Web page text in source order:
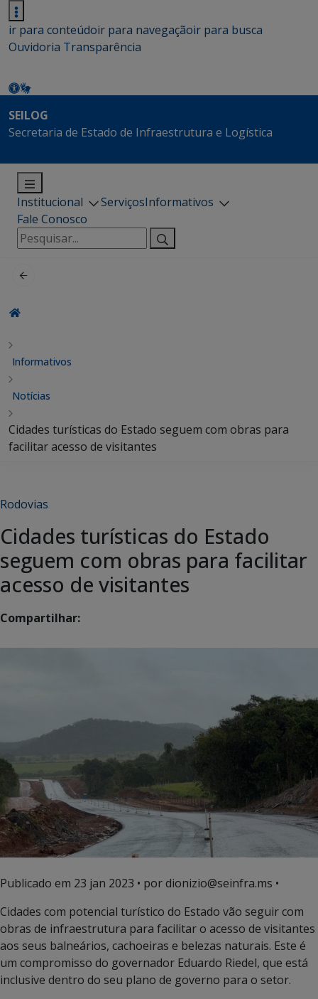
ir para conteúdoir para navegaçãoir para busca
Ouvidoria Transparência
SEILOG
Secretaria de Estado de Infraestrutura e Logística
Institucional ServiçosInformativos
Fale Conosco
Pesquisar
por:
Informativos
Notícias
Cidades turísticas do Estado seguem com obras para
facilitar acesso de visitantes
Rodovias
Cidades turísticas do Estado
seguem com obras para facilitar
acesso de visitantes
Compartilhar:
Publicado em 23 jan 2023 • por dionizio@seinfra.ms •
Cidades com potencial turístico do Estado vão seguir com
obras de infraestrutura para facilitar o acesso de visitantes
aos seus balneários, cachoeiras e belezas naturais. Este é
um compromisso do governador Eduardo Riedel, que está
inclusive dentro do seu plano de governo para o setor.